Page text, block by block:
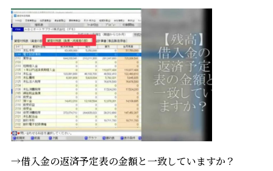
→借入金の返済予定表の金額と一致していますか？